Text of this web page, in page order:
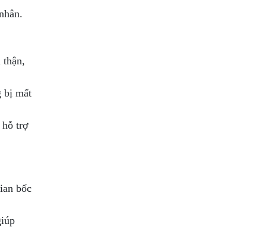
bị mất
hỗ trợ
bốc